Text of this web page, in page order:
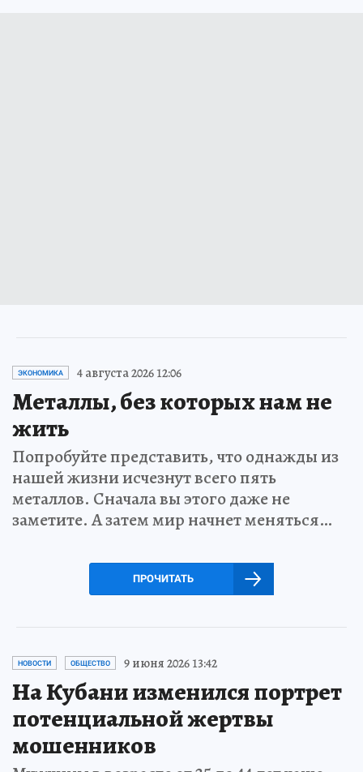
ЭКОНОМИКА 4 августа 2026 12:06
Металлы, без которых нам не
жить
Попробуйте представить, что однажды из
нашей жизни исчезнут всего пять
металлов. Сначала вы этого даже не
заметите. А затем мир начнет меняться…
ПРОЧИТАТЬ
НОВОСТИ ОБЩЕСТВО 9 июня 2026 13:42
На Кубани изменился портрет
потенциальной жертвы
мошенников